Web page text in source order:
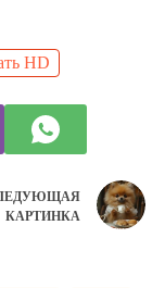
HD
КАРТИНКА